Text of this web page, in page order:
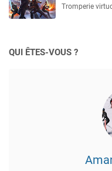
Tromperie
QUI ÊTES-VOUS ?